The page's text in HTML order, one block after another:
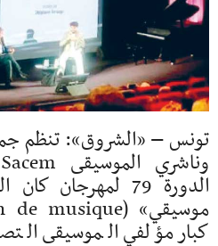
تونس – «الشروق»: تنظم
الدورة 79
كبار مؤلفي الموسيقى